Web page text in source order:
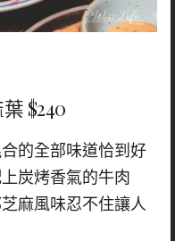
$240
的全部味道恰到好
炭烤香氣的牛肉
麻風味忍不住讓人